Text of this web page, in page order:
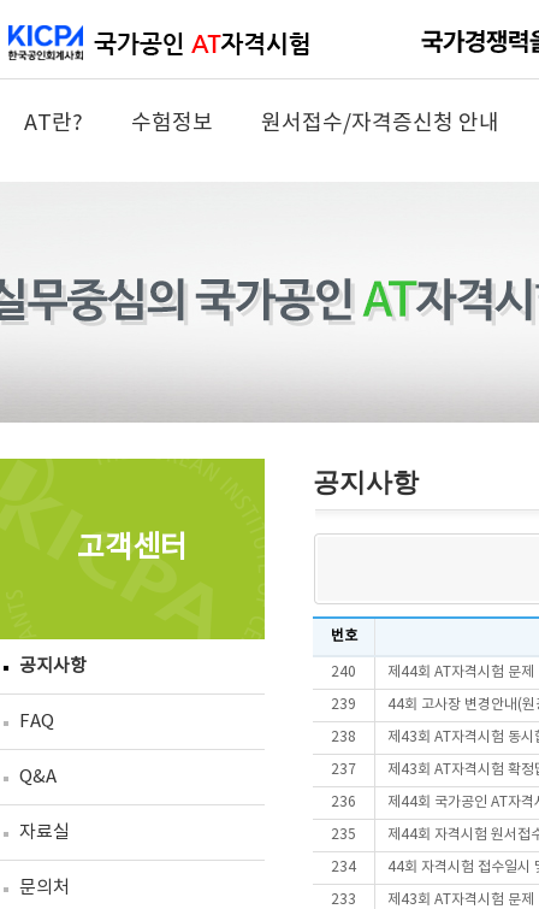
AT란? 수험정보 원서접수/자격증신청 안내
고객센터
공지사항
FAQ
Q&A
자료실
문의처
공지사항
번호
240 제44회 AT자격시험 문
239 44회 고사장 변경안내(
238 제43회 AT자격시험 동
237 제43회 AT자격시험 확정
236 제44회 국가공인 AT자격
235 제44회 자격시험 원서접
234 44회 자격시험 접수일시
233 제43회 AT자격시험 문